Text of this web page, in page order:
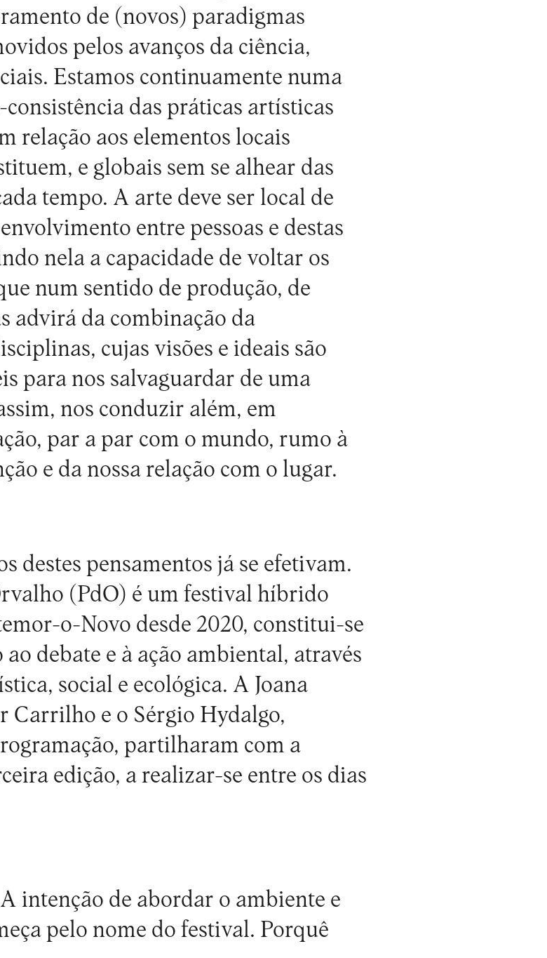
de (novos) paradigmas
pelos avanços da ciência,
Estamos continuamente numa
das práticas artísticas
relação aos elementos locais
e globais sem se alhear das
tempo. A arte deve ser local de
entre pessoas e destas
nela a capacidade de voltar os
num sentido de produção, de
advirá da combinação da
cujas visões e ideais são
para nos salvaguardar de uma
nos conduzir além, em
par a par com o mundo, rumo à
e da nossa relação com o lugar.
destes pensamentos já se efetivam.
(PdO) é um festival híbrido
o-Novo desde 2020, constitui-se
debate e à ação ambiental, através
social e ecológica. A Joana
Carrilho e o Sérgio Hydalgo,
partilharam com a
edição, a realizar-se entre os dias
A intenção de abordar o ambiente e
pelo nome do festival. Porquê